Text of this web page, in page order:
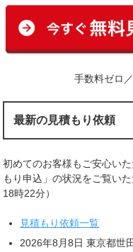
手数料ゼロ
最新の見積もり依頼
初めてのお客様もご安心い
もり申込」の状況をご覧い
18時22分）
見積もり依頼一覧
2026年8月8日 東京都世